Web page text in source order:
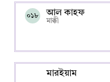
০১৮ আল কাহফ
মাক্কী
মারইয়াম